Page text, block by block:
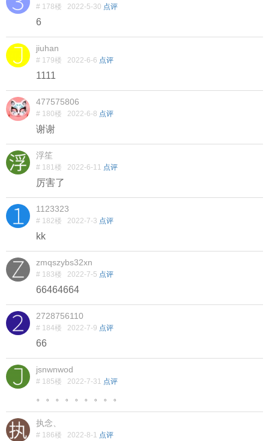
# 178楼 2022-5-30 点评
6
jiuhan
# 179楼 2022-6-6 点评
1111
477575806
# 180楼 2022-6-8 点评
谢谢
浮笙
# 181楼 2022-6-11 点评
厉害了
1123323
# 182楼 2022-7-3 点评
kk
zmqszybs32xn
# 183楼 2022-7-5 点评
66464664
2728756110
# 184楼 2022-7-9 点评
66
jsnwnwod
# 185楼 2022-7-31 点评
。。。。。。。。。
执念、
# 186楼 2022-8-1 点评